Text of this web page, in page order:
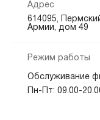
Адрес
614095,
Армии, дом 49
Режим работы
Обслуживание
Пн-Пт: 09.00-